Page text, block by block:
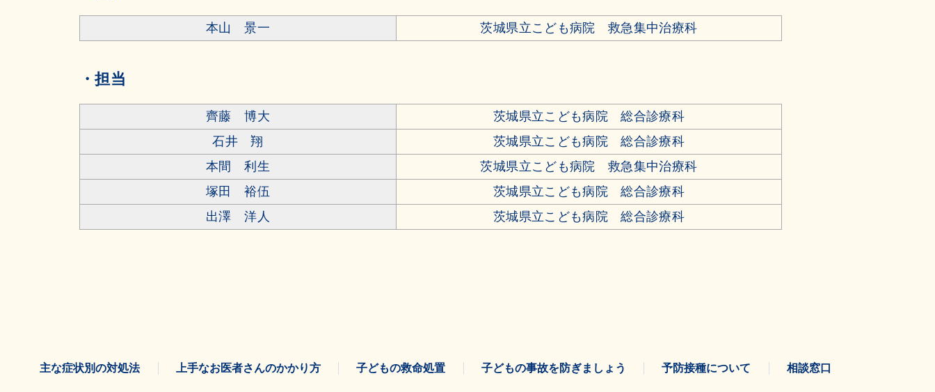
本山 景一 茨城県立こども病院 救急集中治療科
・担当
齊藤 博大
茨城県立こども病院 総合診療科
石井 翔
茨城県立こども病院 総合診療科
本間 利生
茨城県立こども病院 救急集中治療科
塚田 裕伍
茨城県立こども病院 総合診療科
出澤 洋人
茨城県立こども病院 総合診療科
主な症状別の対処法 上手なお医者さんのかかり方 子どもの救命処置 子どもの事故を防ぎましょう 予防接種について 相談窓口